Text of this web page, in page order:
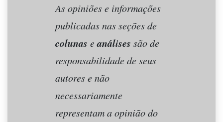
As opiniões e informações
publicadas nas seções de
colunas eanálises são de
responsabilidade de seus
autores e não
necessariamente
representam a opinião do